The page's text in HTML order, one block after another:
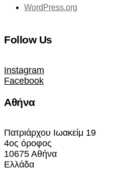
WordPress.org
Follow Us
Instagram
Facebook
Αθήνα
Πατριάρχου Ιωακείμ 19
4ος όροφος
10675 Αθήνα
Ελλάδα